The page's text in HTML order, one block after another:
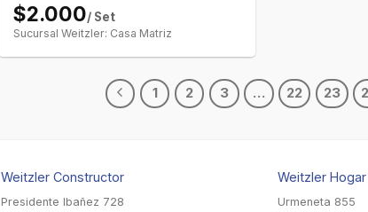
$2.000/ Set
Sucursal Weitzler: Casa Matriz
1 2 3 … 22 23
Weitzler Constructor
Presidente Ibañez 728
Weitzler Hogar
Urmeneta 855